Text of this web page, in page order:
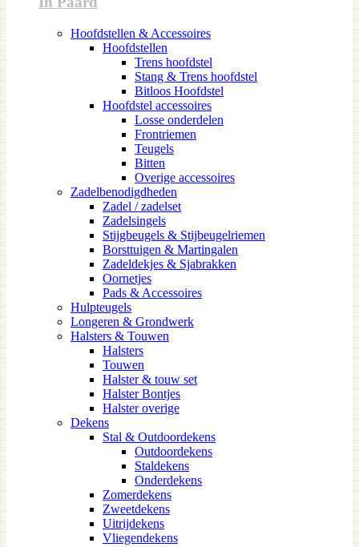
Hoofdstellen & Accessoires
Hoofdstellen
Trens hoofdstel
Stang & Trens hoofdstel
Bitloos Hoofdstel
Hoofdstel accessoires
Losse onderdelen
Frontriemen
Teugels
Bitten
Overige accessoires
Zadelbenodigdheden
Zadel / zadelset
Zadelsingels
Stijgbeugels & Stijbeugelriemen
Borsttuigen & Martingalen
Zadeldekjes & Sjabrakken
Oornetjes
Pads & Accessoires
Hulpteugels
Longeren & Grondwerk
Halsters & Touwen
Halsters
Touwen
Halster & touw set
Halster Bontjes
Halster overige
Dekens
Stal & Outdoordekens
Outdoordekens
Staldekens
Onderdekens
Zomerdekens
Zweetdekens
Uitrijdekens
Vliegendekens